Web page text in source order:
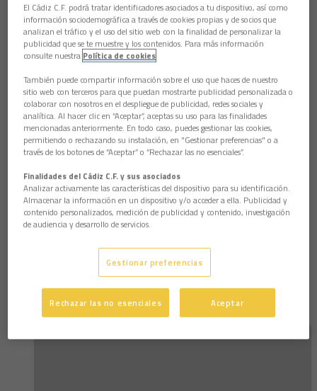
La celebración que supuso el 2-2
El Cádiz C.F. podrá tratar identificadores asociados a tu dispositivo, así como
información sociodemográfica a través de cookies propias y de socios que
analizan el tráfico y el uso del sitio web con la finalidad de personalizar la
publicidad que se te muestre y los contenidos. Para más información
consulte nuestra Política de cookies
También puede compartir información sobre el uso que haces de nuestro
sitio web con terceros para que puedan mostrarte publicidad personalizada o
colaborar con nosotros en el despliegue de publicidad, redes sociales y
analítica. Al hacer clic en “Aceptar”, aceptas su uso para las finalidades
mencionadas anteriormente. En todo caso, puedes gestionar las cookies,
permitiendo o rechazando su instalación, en "Gestionar preferencias" o a
través de los botones de “Aceptar” o “Rechazar las no esenciales”.
Finalidades del Cádiz C.F. y sus asociados
Analizar activamente las características del dispositivo para su identificación.
Almacenar la información en un dispositivo y/o acceder a ella. Publicidad y
contenido personalizados, medición de publicidad y contenido, investigación
de audiencia y desarrollo de servicios.
Gestionar preferencias
Rechazar las no esenciales Aceptar